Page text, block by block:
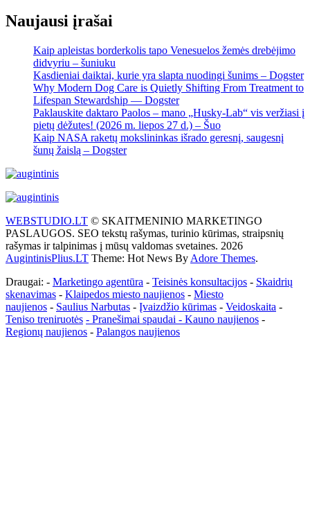
Naujausi įrašai
Kaip apleistas borderkolis tapo Venesuelos žemės drebėjimo
didvyriu – šuniuku
Kasdieniai daiktai, kurie yra slapta nuodingi šunims – Dogster
Why Modern Dog Care is Quietly Shifting From Treatment to
Lifespan Stewardship — Dogster
Paklauskite daktaro Paolos – mano „Husky-Lab“ vis veržiasi į
pietų dėžutes! (2026 m. liepos 27 d.) – Šuo
Kaip NASA raketų mokslininkas išrado geresnį, saugesnį
šunų žaislą – Dogster
WEBSTUDIO.LT © SKAITMENINIO MARKETINGO
PASLAUGOS. SEO tekstų rašymas, turinio kūrimas, straipsnių
rašymas ir talpinimas į mūsų valdomas svetaines. 2026
AugintinisPlius.LT Theme: Hot News By Adore Themes.
Draugai: - Marketingo agentūra - Teisinės konsultacijos - Skaidrių
skenavimas - Klaipedos miesto naujienos - Miesto
naujienos - Saulius Narbutas - Įvaizdžio kūrimas - Veidoskaita -
Teniso treniruotės - Pranešimai spaudai - Kauno naujienos -
Regionų naujienos - Palangos naujienos